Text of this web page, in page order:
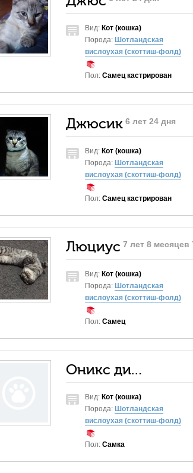
Вид: Кот (кошка)
Порода: Шотландская
вислоухая (скоттиш-фолд)
Пол: Самец кастрирован
Джюсик 6 лет 24 дня
Вид: Кот (кошка)
Порода: Шотландская
вислоухая (скоттиш-фолд)
Пол: Самец кастрирован
Люциус 7 лет 8 месяцев
Вид: Кот (кошка)
Порода: Шотландская
вислоухая (скоттиш-фолд)
Пол: Самец
Оникс ди-ди драйв
Вид: Кот (кошка)
Порода: Шотландская
вислоухая (скоттиш-фолд)
Пол: Самка